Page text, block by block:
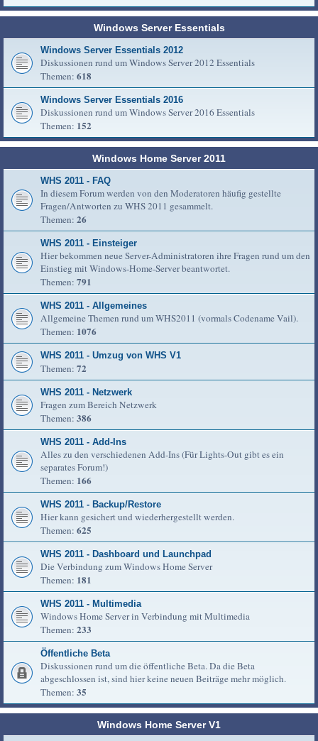
Windows Server Essentials
Windows Server Essentials 2012
Diskussionen rund um Windows Server 2012 Essentials
Themen: 618
Windows Server Essentials 2016
Diskussionen rund um Windows Server 2016 Essentials
Themen: 152
Windows Home Server 2011
WHS 2011 - FAQ
In diesem Forum werden von den Moderatoren häufig gestellte
Fragen/Antworten zu WHS 2011 gesammelt.
Themen: 26
WHS 2011 - Einsteiger
Hier bekommen neue Server-Administratoren ihre Fragen rund um den
Einstieg mit Windows-Home-Server beantwortet.
Themen: 791
WHS 2011 - Allgemeines
Allgemeine Themen rund um WHS2011 (vormals Codename Vail).
Themen: 1076
WHS 2011 - Umzug von WHS V1
Themen: 72
WHS 2011 - Netzwerk
Fragen zum Bereich Netzwerk
Themen: 386
WHS 2011 - Add-Ins
Alles zu den verschiedenen Add-Ins (Für Lights-Out gibt es ein
separates Forum!)
Themen: 166
WHS 2011 - Backup/Restore
Hier kann gesichert und wiederhergestellt werden.
Themen: 625
WHS 2011 - Dashboard und Launchpad
Die Verbindung zum Windows Home Server
Themen: 181
WHS 2011 - Multimedia
Windows Home Server in Verbindung mit Multimedia
Themen: 233
Öffentliche Beta
Diskussionen rund um die öffentliche Beta. Da die Beta
abgeschlossen ist, sind hier keine neuen Beiträge mehr möglich.
Themen: 35
Windows Home Server V1